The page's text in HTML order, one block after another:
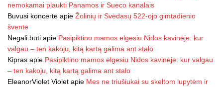
nemokamai plaukti Panamos ir Sueco kanalais
Buvusi koncerte apie Žolinių ir Svėdasų 522-ojo gimtadienio
šventė
Negali būti apie Pasipiktino mamos elgesiu Nidos kavinėje: kur
valgau – ten kakoju, kitą kartą galima ant stalo
Kipras apie Pasipiktino mamos elgesiu Nidos kavinėje: kur valgau
– ten kakoju, kitą kartą galima ant stalo
EleanorViolet Violet apie Mes ne triušiukai su skeltom lupytėm ir